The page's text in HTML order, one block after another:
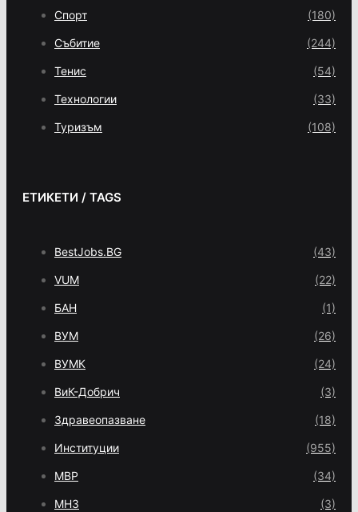
Спорт (180)
Събитие (244)
Тенис (54)
Технологии (33)
Туризъм (108)
ЕТИКЕТИ / TAGS
BestJobs.BG (43)
VUM (22)
БАН (1)
ВУМ (26)
ВУМК (24)
ВиК-Добрич (3)
Здравеопазване (18)
Институции (955)
МВР (34)
МНЗ (3)